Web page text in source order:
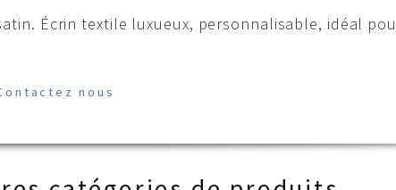
Écrin textile luxueux, personnalisable, idéal
nous